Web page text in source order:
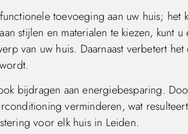
toevoeging aan uw huis; het
stijlen en materialen te kiezen, kunt
van uw huis. Daarnaast verbetert
bijdragen aan energiebesparing.
verminderen, wat
voor elk huis in Leiden.